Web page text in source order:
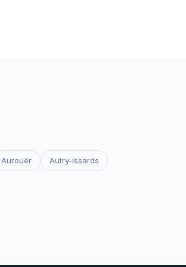
Aurouër Autry-Issards